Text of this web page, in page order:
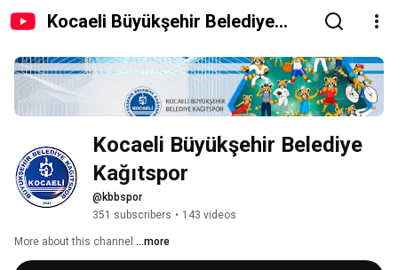
Kocaeli Büyükşehir Belediye
Kocaeli Büyükşehir Belediye
Kağıtspor
@kbbspor
351 subscribers • 143 videos
More about this channel ...more